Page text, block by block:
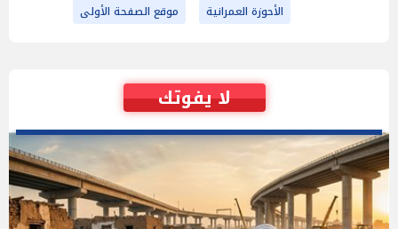
الأحوزة العمرانية
موقع الصفحة الأولى
لا يفوتك